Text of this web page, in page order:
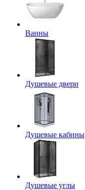
Ванны
Душевые двери
Душевые кабины
Душевые углы